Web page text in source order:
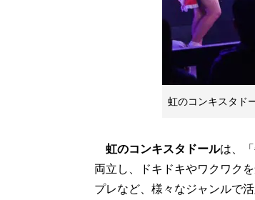
虹のコンキスタド
虹のコンキスタドールは、
両立し、ドキドキやワクワク
プレなど、様々なジャンルで